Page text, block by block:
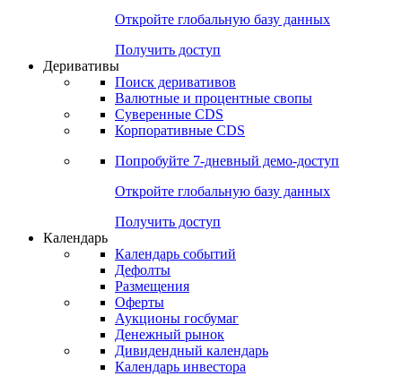
Откройте глобальную базу данных
Получить доступ
Деривативы
Поиск деривативов
Валютные и процентные свопы
Суверенные CDS
Корпоративные CDS
Попробуйте 7-дневный демо-доступ
Откройте глобальную базу данных
Получить доступ
Календарь
Календарь событий
Дефолты
Размещения
Оферты
Аукционы госбумаг
Денежный рынок
Дивидендный календарь
Календарь инвестора